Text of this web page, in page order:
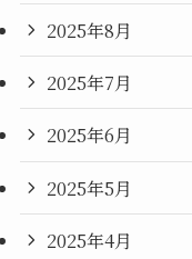
2025年8月
2025年7月
2025年6月
2025年5月
2025年4月